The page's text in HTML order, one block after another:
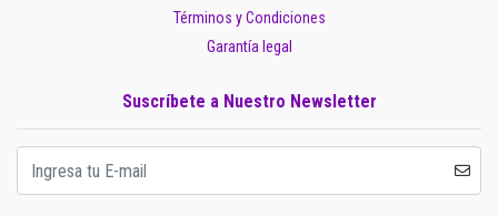
Términos y Condiciones
Garantía legal
Suscríbete a Nuestro Newsletter